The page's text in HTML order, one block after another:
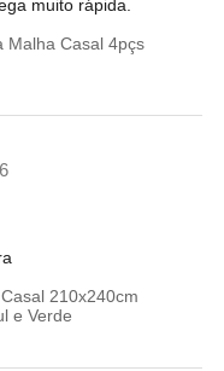
muito rápida.
Malha Casal 4pçs
210x240cm
e Verde